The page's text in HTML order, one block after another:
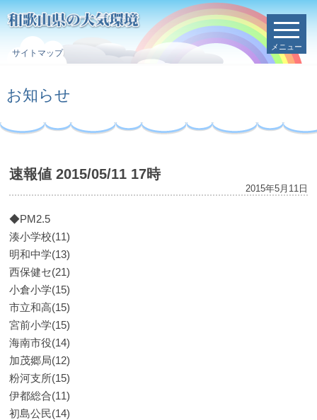
サイトマップ
メニュー
お知らせ
速報値 2015/05/11 17時
2015年5月11日
◆PM2.5
湊小学校(11)
明和中学(13)
西保健セ(21)
小倉小学(15)
市立和高(15)
宮前小学(15)
海南市役(14)
加茂郷局(12)
粉河支所(15)
伊都総合(11)
初島公民(14)